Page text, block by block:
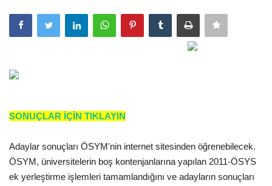
Şanlıurfa
Spor
Ekonomi
SONUÇLAR İÇİN TIKLAYIN
Adaylar sonuçları ÖSYM'nin internet sitesinden öğrenebilecek.
ÖSYM, üniversitelerin boş kontenjanlarına yapılan 2011-ÖSYS
ek yerleştirme işlemleri tamamlandığını ve adayların sonuçları